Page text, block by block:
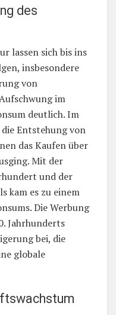
des
lassen sich bis ins
insbesondere
von
im
deutlich. Im
Entstehung von
das Kaufen über
Mit der
und der
kam es zu einem
Die Werbung
Jahrhunderts
bei, die
globale